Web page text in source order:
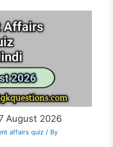
August 2026
affairs quiz/ By